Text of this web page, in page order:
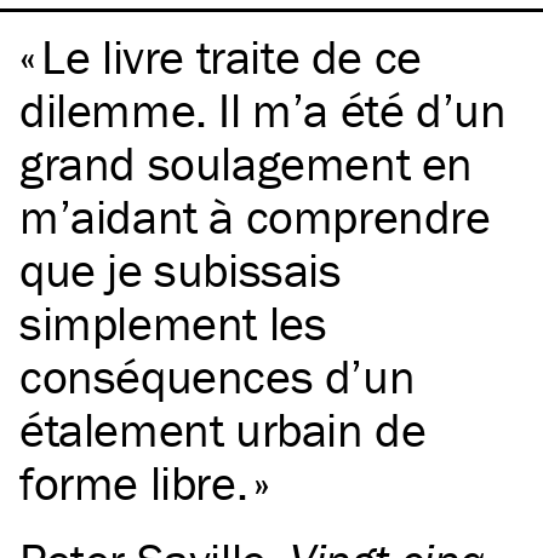
Le livre traite de ce
dilemme. Il m’a été d’un
grand soulagement en
m’aidant à comprendre
que je subissais
simplement les
conséquences d’un
étalement urbain de
forme libre.